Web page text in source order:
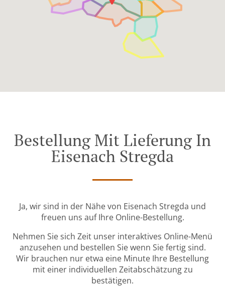
Bestellung Mit Lieferung In
Eisenach Stregda
Ja, wir sind in der Nähe von Eisenach Stregda und
freuen uns auf Ihre Online-Bestellung.
Nehmen Sie sich Zeit unser interaktives Online-Menü
anzusehen und bestellen Sie wenn Sie fertig sind.
Wir brauchen nur etwa eine Minute Ihre Bestellung
mit einer individuellen Zeitabschätzung zu
bestätigen.